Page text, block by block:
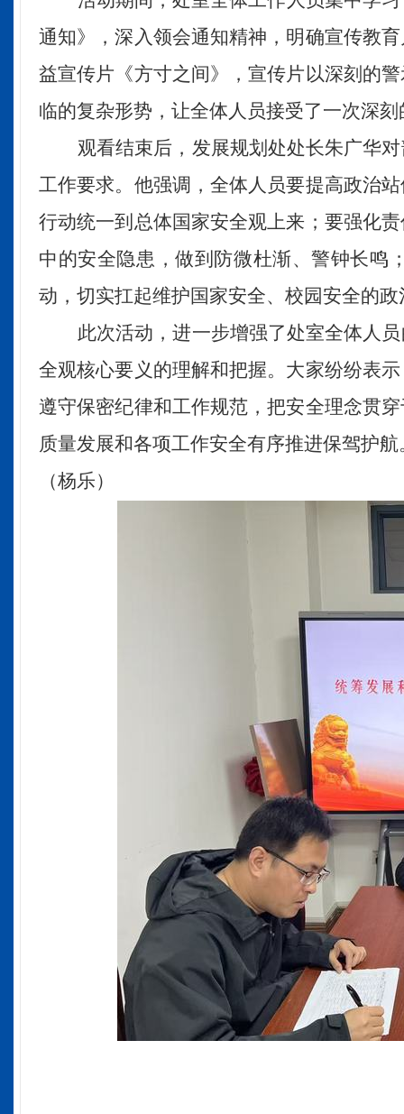
通知》，深入领会通知精神，明确宣传教
益宣传片《方寸之间》，宣传片以深刻的
临的复杂形势，让全体人员接受了一次深
观看结束后，发展规划处处长朱广华
工作要求。他强调，全体人员要提高政治
行动统一到总体国家安全观上来；要强化
中的安全隐患，做到防微杜渐、警钟长鸣
动，切实扛起维护国家安全、校园安全的政
此次活动，进一步增强了处室全体人
全观核心要义的理解和把握。大家纷纷表
遵守保密纪律和工作规范，把安全理念贯
质量发展和各项工作安全有序推进保驾护航
（杨乐）